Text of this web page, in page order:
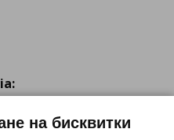
на бисквитки